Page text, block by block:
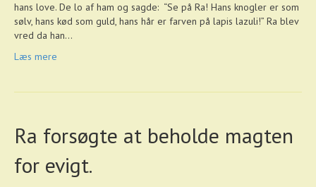
hans love. De lo af ham og sagde: “Se på Ra! Hans knogler er som
sølv, hans kød som guld, hans hår er farven på lapis lazuli!” Ra blev
vred da han…
Læs mere
Ra forsøgte at beholde magten
for evigt.